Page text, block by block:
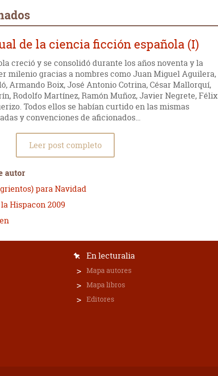
de la ciencia ficción española (I)
creció y se consolidó durante los años noventa y la
milenio gracias a nombres como Juan Miguel Aguilera,
Armando Boix, José Antonio Cotrina, César Mallorquí,
Rodolfo Martínez, Ramón Muñoz, Javier Negrete, Félix
Todos ellos se habían curtido en las mismas
y convenciones de aficionados…
Leer post completo
autor
para Navidad
Hispacon 2009
En lecturalia
Mapa autores
Mapa libros
Editores